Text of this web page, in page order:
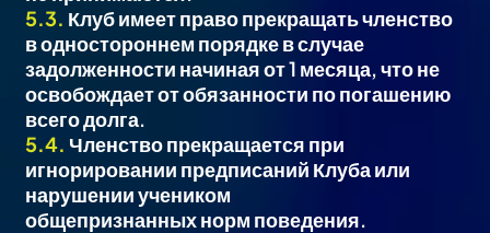
5.3. Клуб имеет право прекращать членство
в одностороннем порядке в случае
задолженности начиная от 1 месяца, что не
освобождает от обязанности по погашению
всего долга.
5.4. Членство прекращается при
игнорировании предписаний Клуба или
нарушении учеником
общепризнанных норм поведения.